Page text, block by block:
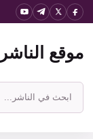
انتقل
المحتوى
موقع الناشر
ابحث
في